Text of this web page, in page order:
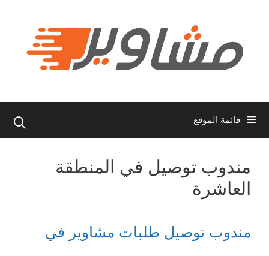
قائمة الموقع
مندوب توصيل في المنطقة
العاشرة
مندوب توصيل طلبات مشاوير في